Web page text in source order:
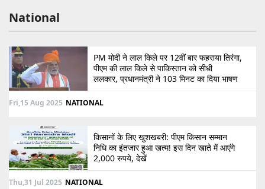
National
PM मोदी ने लाल किले पर 12वीं बार फहराया तिरंगा,
पीएम की लाल किले से पाकिस्तान को सीधी
ललकार, प्रधानमंत्री ने 103 मिनट का दिया भाषण
Fri,15 Aug 2025 NATIONAL
किसानों के लिए खुशखबरी: पीएम किसान सम्मान
निधि का इंतजार हुआ खत्म! इस दिन खाते में आएंगे
2,000 रुपये, देखें
Thu,31 Jul 2025 NATIONAL